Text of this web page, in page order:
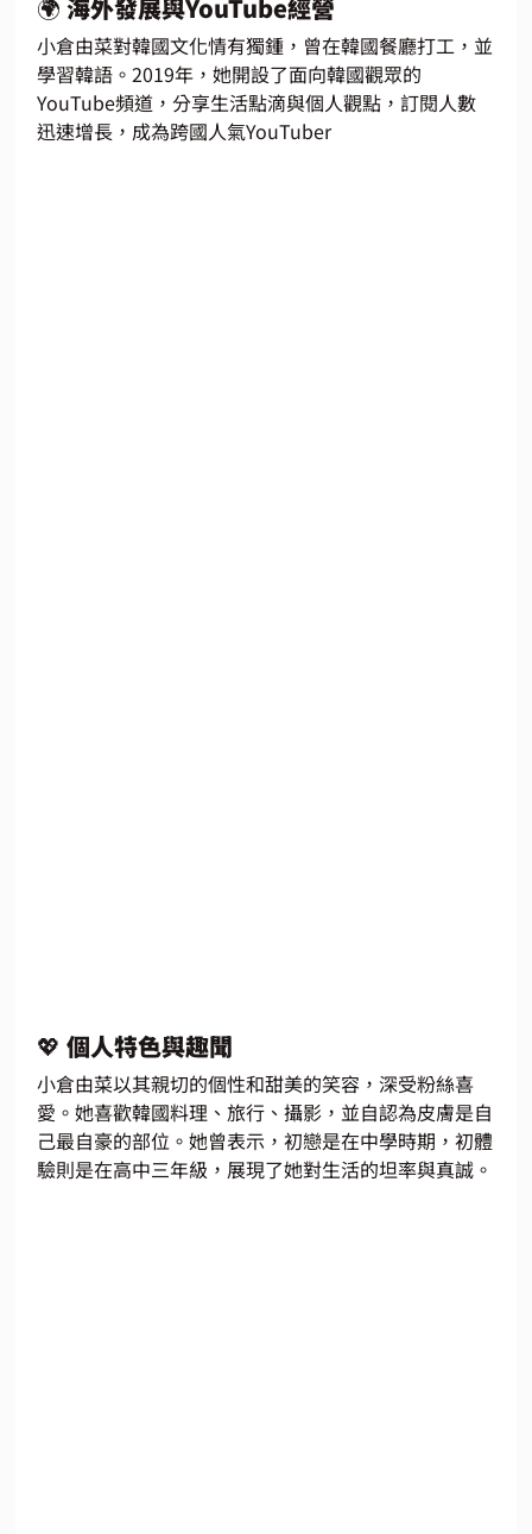
🌍 海外發展與YouTube經營
小倉由菜對韓國文化情有獨鍾，曾在韓國餐廳打工，並
學習韓語。2019年，她開設了面向韓國觀眾的
YouTube頻道，分享生活點滴與個人觀點，訂閱人數
迅速增長，成為跨國人氣YouTuber
💖 個人特色與趣聞
小倉由菜以其親切的個性和甜美的笑容，深受粉絲喜
愛。她喜歡韓國料理、旅行、攝影，並自認為皮膚是自
己最自豪的部位。她曾表示，初戀是在中學時期，初體
驗則是在高中三年級，展現了她對生活的坦率與真誠。